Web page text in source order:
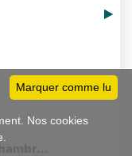
Marquer comme lu
Nos cookies